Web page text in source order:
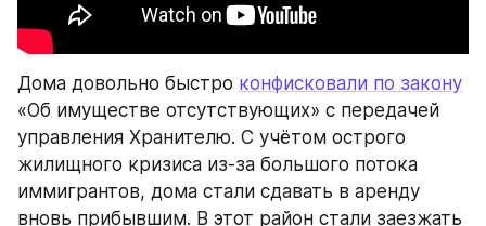
Дома довольно быстро конфисковали по закону
«Об имуществе отсутствующих» с передачей
управления Хранителю. С учётом острого
жилищного кризиса из-за большого потока
иммигрантов, дома стали сдавать в аренду
вновь прибывшим. В этот район стали заезжать